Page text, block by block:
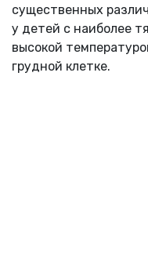
существенных
у детей с наиболее
высокой
грудной клетке.